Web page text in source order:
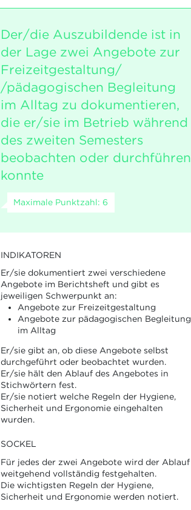
Der/die Auszubildende ist in
der Lage zwei Angebote zur
Freizeitgestaltung/
/pädagogischen Begleitung
im Alltag zu dokumentieren,
die er/sie im Betrieb während
des zweiten Semesters
beobachten oder durchführen
konnte
Maximale Punktzahl: 6
INDIKATOREN
Er/sie dokumentiert zwei verschiedene
Angebote im Berichtsheft und gibt es
jeweiligen Schwerpunkt an:
Angebote zur Freizeitgestaltung
Angebote zur pädagogischen Begleitung
im Alltag
Er/sie gibt an, ob diese Angebote selbst
durchgeführt oder beobachtet wurden.
Er/sie hält den Ablauf des Angebotes in
Stichwörtern fest.
Er/sie notiert welche Regeln der Hygiene,
Sicherheit und Ergonomie eingehalten
wurden.
SOCKEL
Für jedes der zwei Angebote wird der Ablauf
weitgehend vollständig festgehalten.
Die wichtigsten Regeln der Hygiene,
Sicherheit und Ergonomie werden notiert.